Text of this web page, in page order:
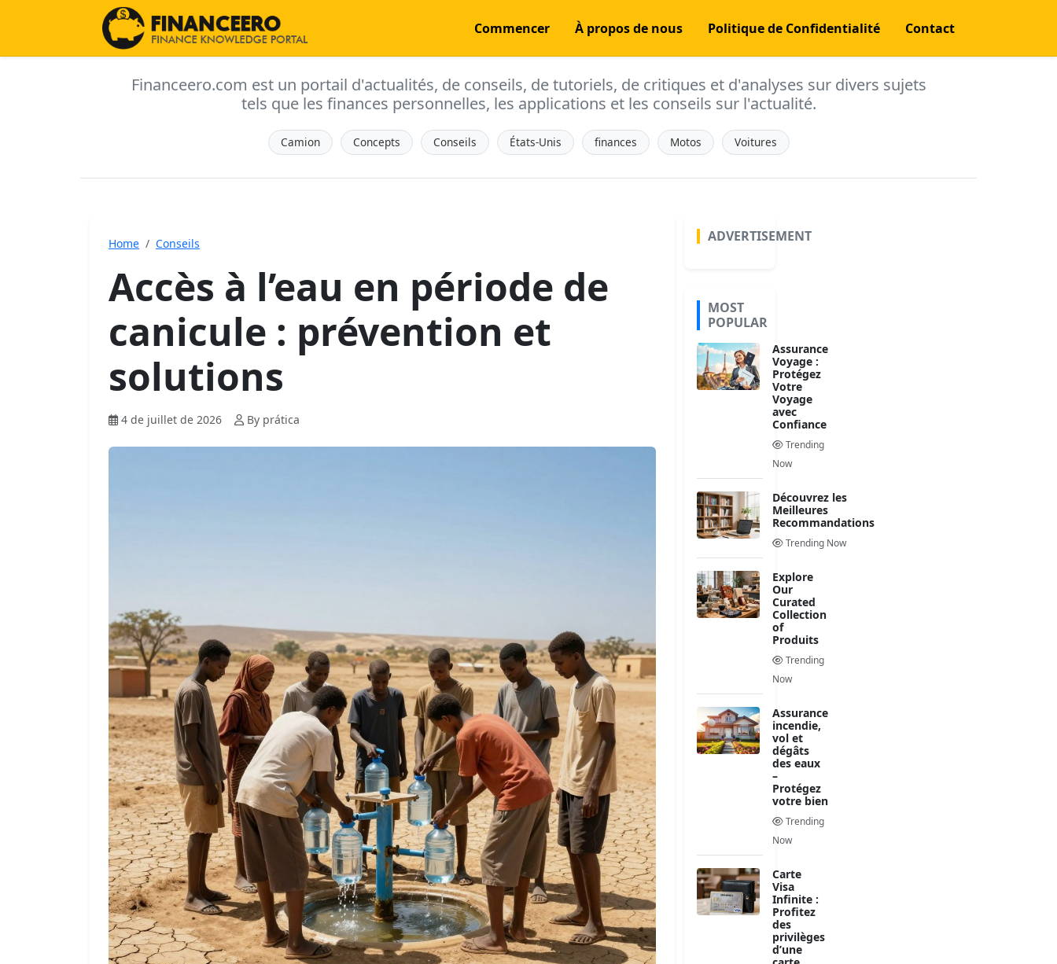
Commencer À propos de nous Politique de Confidentialité Contact
Financeero.com est un portail d'actualités, de conseils, de tutoriels, de critiques et d'analyses sur divers sujets
tels que les finances personnelles, les applications et les conseils sur l'actualité.
Camion Concepts Conseils États-Unis finances Motos Voitures
Home Conseils
Accès à l’eau en période de
canicule : prévention et
solutions
4 de juillet de 2026 By prática
ADVERTISEMENT
MOST
POPULAR
Assurance
Voyage :
Protégez
Votre
Voyage
avec
Confiance
Trending
Now
Découvrez les
Meilleures
Recommandations
Trending Now
Explore
Our
Curated
Collection
of
Produits
Trending
Now
Assurance
incendie,
vol et
dégâts
des eaux
–
Protégez
votre bien
Trending
Now
Carte
Visa
Infinite :
Profitez
des
privilèges
d’une